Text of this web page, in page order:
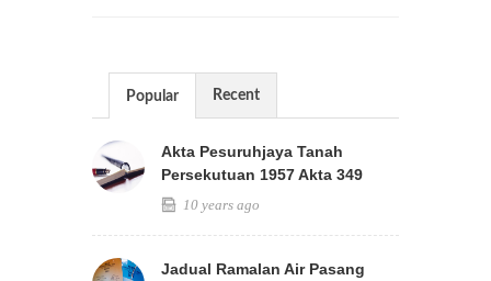
Popular Recent
Akta Pesuruhjaya Tanah
Persekutuan 1957 Akta 349
10 years ago
Jadual Ramalan Air Pasang